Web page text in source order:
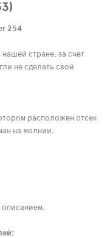
254
стране, за счет
не сделать свой
расположен отсек
на молнии.